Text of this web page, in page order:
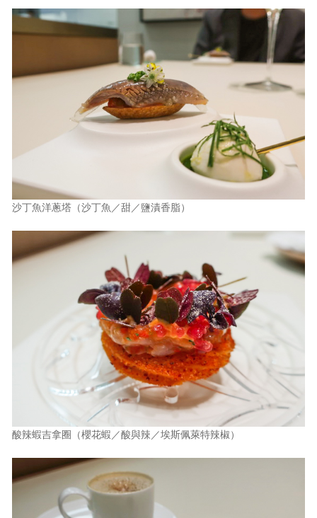
沙丁魚洋蔥塔（沙丁魚／甜／鹽漬香脂）
酸辣蝦吉拿圈（櫻花蝦／酸與辣／埃斯佩萊特辣椒）